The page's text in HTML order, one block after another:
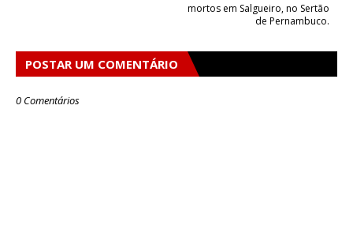
mortos em Salgueiro, no Sertão
de Pernambuco.
POSTAR UM COMENTÁRIO
0 Comentários